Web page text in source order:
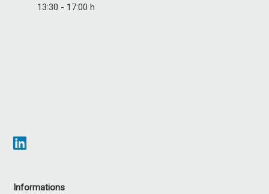
13:30 - 17:00 h
Informations